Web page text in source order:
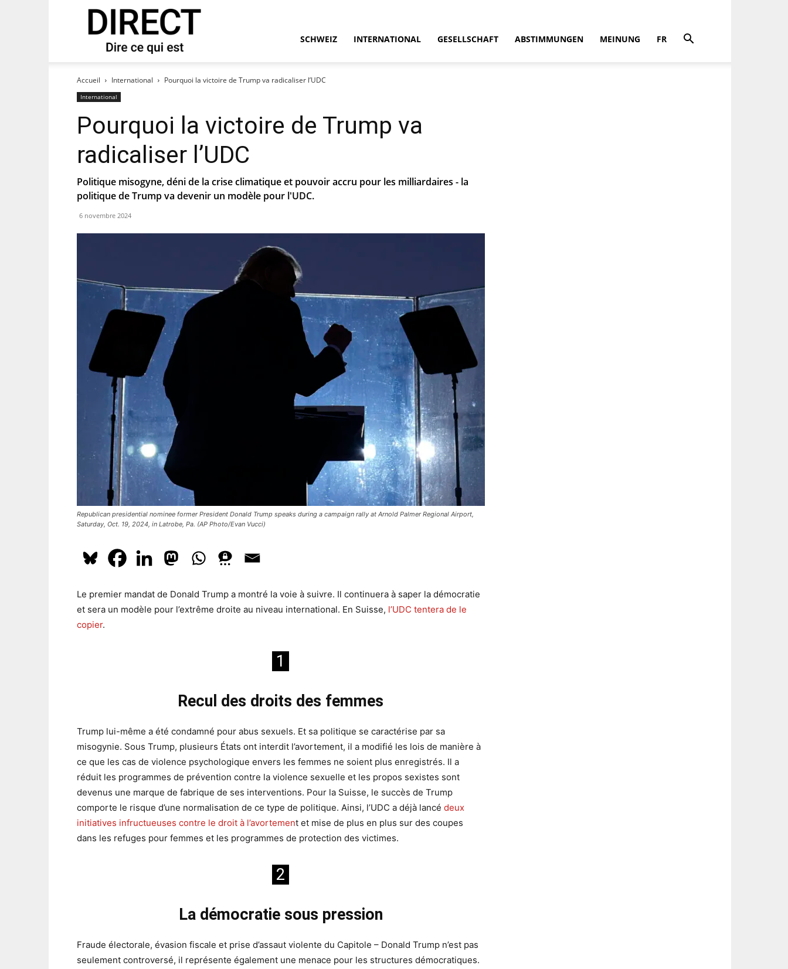
SCHWEIZ INTERNATIONAL GESELLSCHAFT ABSTIMMUNGEN MEINUNG FR
Accueil International Pourquoi la victoire de Trump va radicaliser l’UDC
International
Pourquoi la victoire de Trump va
radicaliser l’UDC
Politique misogyne, déni de la crise climatique et pouvoir accru pour les milliardaires - la
politique de Trump va devenir un modèle pour l'UDC.
6 novembre 2024
Republican presidential nominee former President Donald Trump speaks during a campaign rally at Arnold Palmer Regional Airport,
Saturday, Oct. 19, 2024, in Latrobe, Pa. (AP Photo/Evan Vucci)
Le premier mandat de Donald Trump a montré la voie à suivre. Il continuera à saper la démocratie
et sera un modèle pour l’extrême droite au niveau international. En Suisse, l’UDC tentera de le
copier.
1
Recul des droits des femmes
Trump lui-même a été condamné pour abus sexuels. Et sa politique se caractérise par sa
misogynie. Sous Trump, plusieurs États ont interdit l’avortement, il a modifié les lois de manière à
ce que les cas de violence psychologique envers les femmes ne soient plus enregistrés. Il a
réduit les programmes de prévention contre la violence sexuelle et les propos sexistes sont
devenus une marque de fabrique de ses interventions. Pour la Suisse, le succès de Trump
comporte le risque d’une normalisation de ce type de politique. Ainsi, l’UDC a déjà lancé deux
initiatives infructueuses contre le droit à l’avortement et mise de plus en plus sur des coupes
dans les refuges pour femmes et les programmes de protection des victimes.
2
La démocratie sous pression
Fraude électorale, évasion fiscale et prise d’assaut violente du Capitole – Donald Trump n’est pas
seulement controversé, il représente également une menace pour les structures démocratiques.
le PS te tienne au courant de